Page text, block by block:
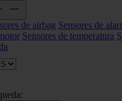
de airbag Sensores de
Sensores de temperatura